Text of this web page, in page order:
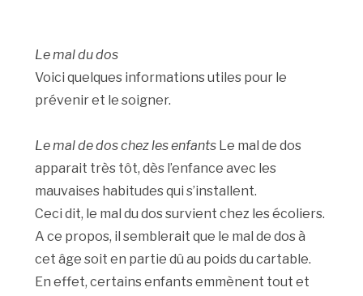
Le mal du dos
Voici quelques informations utiles pour le
prévenir et le soigner.
Le mal de dos chez les enfants Le mal de dos
apparait très tôt, dès l’enfance avec les
mauvaises habitudes qui s’installent.
Ceci dit, le mal du dos survient chez les écoliers.
A ce propos, il semblerait que le mal de dos à
cet âge soit en partie dû au poids du cartable.
En effet, certains enfants emmènent tout et